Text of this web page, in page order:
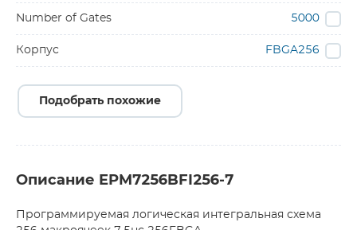
Number of Gates 5000
Корпус FBGA256
Подобрать похожие
Описание EPM7256BFI256-7
Программируемая логическая интегральная схема